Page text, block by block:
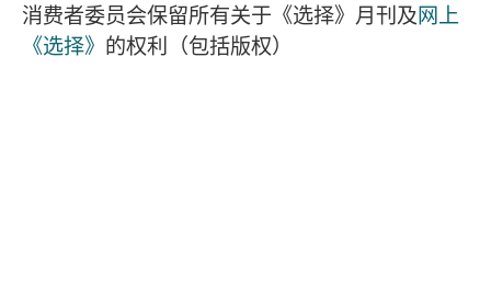
消费者委员会保留所有关于《选择》月刊及网上
《选择》 的权利（包括版权）